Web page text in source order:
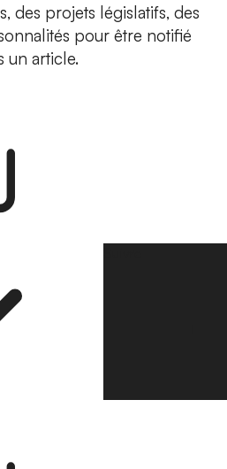
des projets législatifs, des
pour être notifié
un article.